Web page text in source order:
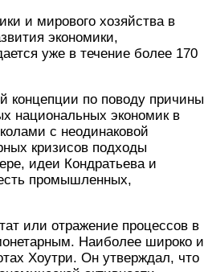
и мирового хозяйства в
экономики,
уже в течение более 170
концепции по поводу причины
национальных экономик в
с неодинаковой
кризисов подходы
идеи Кондратьева и
промышленных,
или отражение процессов в
Наиболее широко и
Хоутри. Он утверждал, что